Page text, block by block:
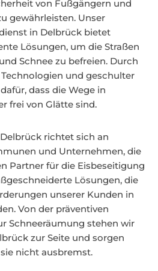
von Fußgängern und
gewährleisten. Unser
in Delbrück bietet
Lösungen, um die Straßen
Schnee zu befreien. Durch
und geschulter
dass die Wege in
frei von Glätte sind.
richtet sich an
und Unternehmen, die
Partner für die Eisbeseitigung
Lösungen, die
unserer Kunden in
Von der präventiven
Schneeräumung stehen wir
zur Seite und sorgen
nicht ausbremst.